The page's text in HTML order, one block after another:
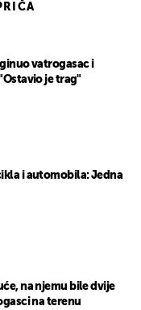
vatrogasac i
je trag"
i automobila: Jedna
na njemu bile dvije
na terenu